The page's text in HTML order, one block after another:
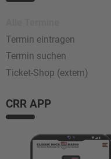
Termin eintragen
Termin suchen
Ticket-Shop (extern)
CRR APP